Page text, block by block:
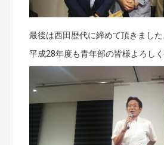
最後は西田歴代に締めて頂きました
平成28年度も青年部の皆様よろしく